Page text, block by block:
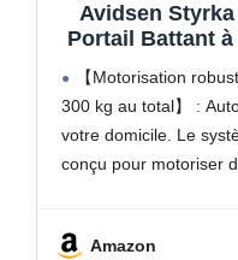
Avidsen
Portail Battant
et 300kg au
Électrique,
【Motorisation
300 kg au total】 :
votre domicile. Le
conçu pour motoriser
Amazon